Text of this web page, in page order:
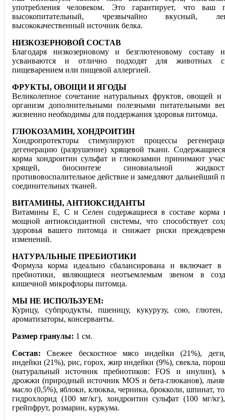
употребления человеком. Это гарантирует, что ваш
высокопитательный, чрезвычайно вкусный,
высококачественный источник белка.
НИЗКОЗЕРНОВОЙ СОСТАВ
Благодаря низкозерновому и безглютеновому составу
усваиваются и отлично подходят для животных с
пищеварением или пищевой аллергией.
ФРУКТЫ, ОВОЩИ И ЯГОДЫ
Великолепное сочетание натуральных фруктов, овощей и
организм дополнительными полезными питательными
жизненно необходимы для поддержания здоровья питомца.
ГЛЮКОЗАМИН, ХОНДРОИТИН
Хондропротекторы стимулируют процессы
дегенерацию (разрушение) хрящевой ткани.
корма хондроитин сульфат и глюкозамин принимают
хрящей, биосинтезе синовиальной
противовоспалительное действие и замедляют дальнейший
соединительных тканей.
ВИТАМИНЫ, АНТИОКСИДАНТЫ
Витамины Е, С и Селен содержащиеся в составе корма
мощной антиоксидантной системы, что способствует
здоровья вашего питомца и снижает риски
изменений.
НАТУРАЛЬНЫЕ ПРЕБИОТИКИ
Формула корма идеально сбалансирована и включает в
пребиотики, являющиеся неотъемлемым звеном в
кишечной микрофлоры питомца.
МЫ НЕ ИСПОЛЬЗУЕМ:
Курицу, субпродукты, пшеницу, кукурузу, сою,
ароматизаторы, консерванты.
Размер гранулы: 1 см.
Состав: Свежее бескостное мясо индейки (21%),
индейки (21%), рис, горох, жир индейки (9%), свекла,
(натуральный источник пребиотиков: FOS и инулин),
дрожжи (природный источник MOS и бета-глюканов),
масло (0,5%), яблоки, клюква, черника, брокколи, шпинат,
гидрохлорид (100 мг/кг), хондроитин сульфат (100 мг/
грейпфрут, розмарин, куркума.